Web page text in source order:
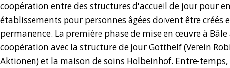
coopération entre des structures d'accueil de jour pour
établissements pour personnes âgées doivent être créés
permanence. La première phase de mise en œuvre à Bâle
coopération avec la structure de jour Gotthelf (Verein
Aktionen) et la maison de soins Holbeinhof. Entre-temps,